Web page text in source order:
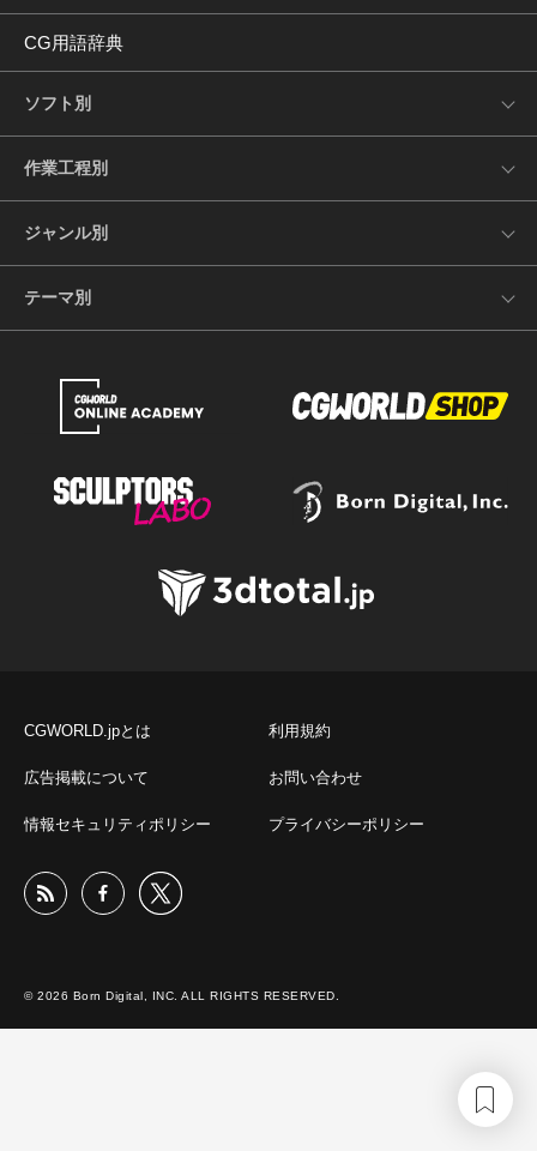
CG用語辞典
ソフト別
作業工程別
ジャンル別
テーマ別
CGWORLD.jpとは 利用規約
広告掲載について お問い合わせ
情報セキュリティポリシー プライバシーポリシー
© 2026 Born Digital, INC. ALL RIGHTS RESERVED.